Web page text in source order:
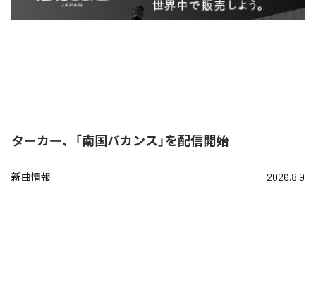
ターカー、「南国バカンス」を配信開始
新曲情報 2026.8.9